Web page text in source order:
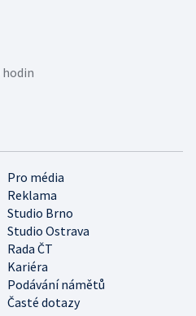
Pro média
Reklama
Studio Brno
Studio Ostrava
Rada ČT
Kariéra
Podávání námětů
Časté dotazy
hodin